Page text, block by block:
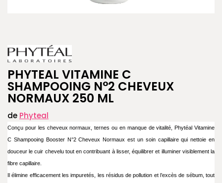
PHYTEAL VITAMINE C
SHAMPOOING N°2 CHEVEUX
NORMAUX 250 ML
de Phyteal
Conçu pour les cheveux normaux, ternes ou en manque de vitalité, Phytéal Vitamine
C Shampooing Booster N°2 Cheveux Normaux est un soin capillaire qui nettoie en
douceur le cuir chevelu tout en contribuant à lisser, équilibrer et illuminer visiblement la
fibre capillaire.
Il élimine efficacement les impuretés, les résidus de pollution et l’excès de sébum, tout